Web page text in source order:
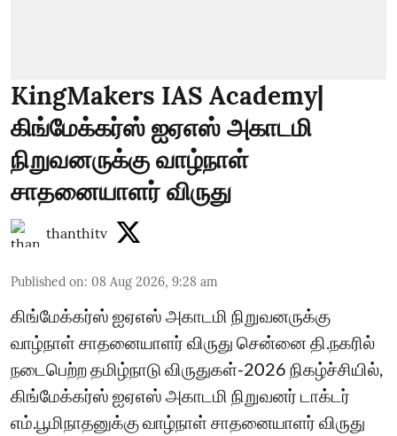
KingMakers IAS Academy|
கிங்மேக்கர்ஸ் ஐஏஎஸ் அகாடமி
நிறுவனருக்கு வாழ்நாள்
சாதனையாளர் விருது
thanthitv
Published on: 08 Aug 2026, 9:28 am
கிங்மேக்கர்ஸ் ஐஏஎஸ் அகாடமி நிறுவனருக்கு
வாழ்நாள் சாதனையாளர் விருது சென்னை தி.நகரில்
நடைபெற்ற தமிழ்நாடு விருதுகள்-2026 நிகழ்ச்சியில்,
கிங்மேக்கர்ஸ் ஐஏஎஸ் அகாடமி நிறுவனர் டாக்டர்
எம்.பூமிநாதனுக்கு வாழ்நாள் சாதனையாளர் விருது